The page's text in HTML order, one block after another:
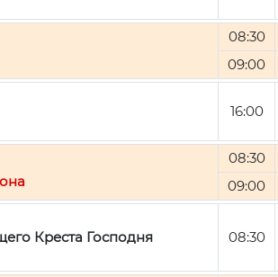
08:30
09:00
16:00
08:30
09:00
Креста Господня 08:30